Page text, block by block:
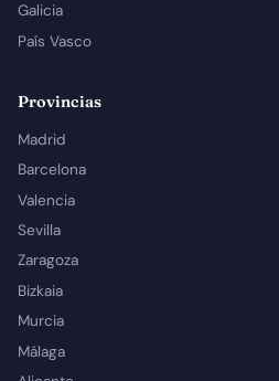
Galicia
País Vasco
Provincias
Madrid
Barcelona
Valencia
Sevilla
Zaragoza
Bizkaia
Murcia
Málaga